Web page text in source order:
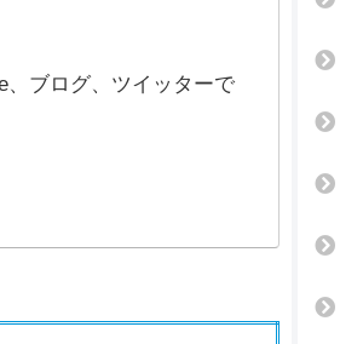
、ブログ、ツイッターで